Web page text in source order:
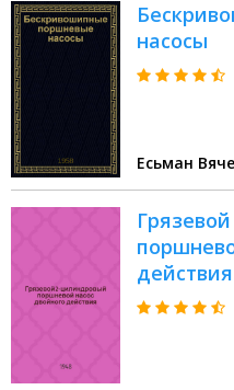
насосы
Есьман
200х30 :